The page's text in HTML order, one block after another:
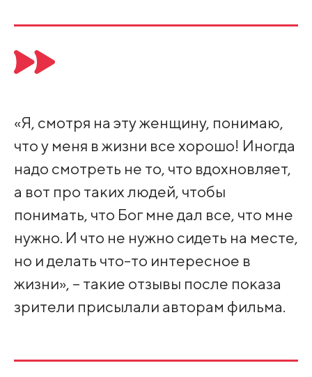
«Я, смотря на эту женщину, понимаю,
что у меня в жизни все хорошо! Иногда
надо смотреть не то, что вдохновляет,
а вот про таких людей, чтобы
понимать, что Бог мне дал все, что мне
нужно. И что не нужно сидеть на месте,
но и делать что-то интересное в
жизни», – такие отзывы после показа
зрители присылали авторам фильма.